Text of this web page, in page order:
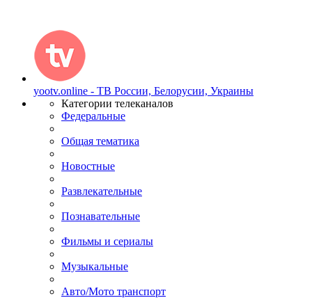
yootv.online - ТВ России, Белорусии, Украины
Категории телеканалов
Федеральные
Общая тематика
Новостные
Развлекательные
Познавательные
Фильмы и сериалы
Музыкальные
Авто/Мото транспорт